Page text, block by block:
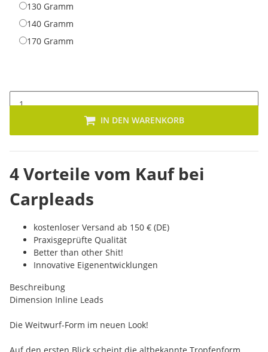
130 Gramm
140 Gramm
170 Gramm
IN DEN WARENKORB
4 Vorteile vom Kauf bei
Carpleads
kostenloser Versand ab 150 € (DE)
Praxisgeprüfte Qualität
Better than other Shit!
Innovative Eigenentwicklungen
Beschreibung
Dimension Inline Leads
Die Weitwurf-Form im neuen Look!